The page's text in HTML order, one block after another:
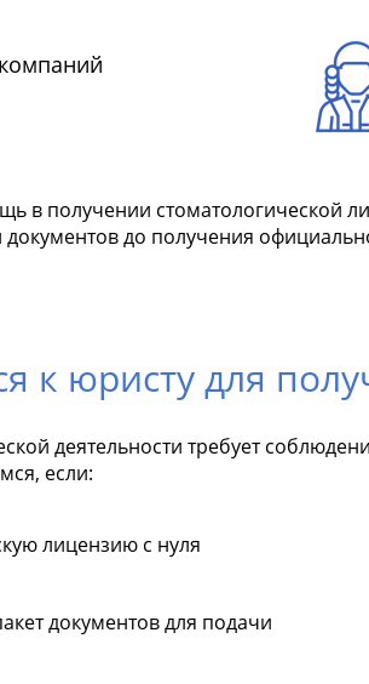
получении стоматологической
документов до получения
к юристу для
деятельности требует
если:
лицензию с нуля
документов для подачи